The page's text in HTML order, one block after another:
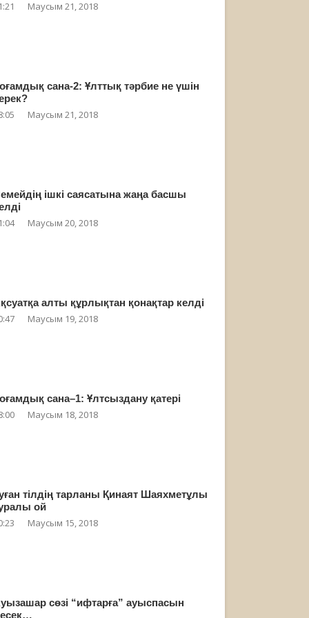
Маусым 21, 2018
сана-2: Ұлттық тәрбие не үшін
Маусым 21, 2018
ішкі саясатына жаңа басшы
Маусым 20, 2018
алты құрлықтан қонақтар келді
Маусым 19, 2018
сана–1: Ұлтсыздану қатері
Маусым 18, 2018
тілдің тарланы Қинаят Шаяхметұлы
ой
Маусым 15, 2018
сөзі “ифтарға” ауыспасын